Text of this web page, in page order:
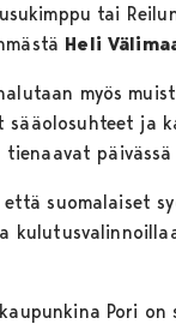
tai
Heli
myös
sääolosuhteet ja
suomalaiset
Pori